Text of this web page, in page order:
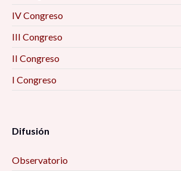
IV Congreso
III Congreso
II Congreso
I Congreso
Difusión
Observatorio